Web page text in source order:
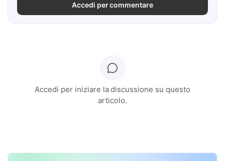
Accedi per commentare
Accedi per iniziare la discussione su questo
articolo.